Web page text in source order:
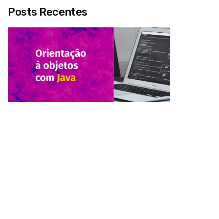
Posts Recentes